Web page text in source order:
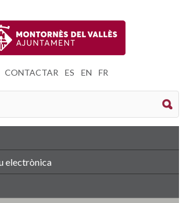
CONTACTAR ES EN FR
electrònica